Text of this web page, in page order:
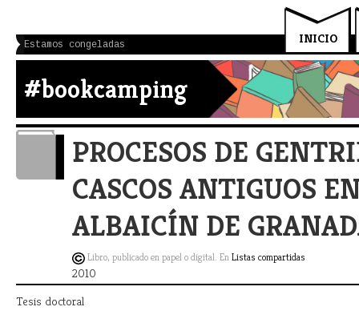
INICIO
Estamos congeladas
#bookcamping
PROCESOS DE
CASCOS ANTIGUOS
ALBAICÍN DE
Libro, publicado en papel o digital. EnListas compartidas
2010
Tesis doctoral